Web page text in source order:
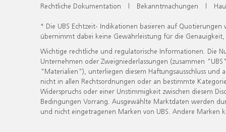
Rechtliche Dokumentation | Bekanntmachungen |
* Die UBS Echtzeit- Indikationen basieren auf
übernimmt dabei keine Gewährleistung für die
Wichtige rechtliche und regulatorische Informationen. Die
Unternehmen oder Zweigniederlassungen (zusammen
"Materialien"), unterliegen diesem Haftungsausschluss
nicht in allen Rechtsordnungen oder an bestimmte
Widerspruchs oder einer Unstimmigkeit zwischen diesem
Bedingungen Vorrang. Ausgewählte Marktdaten werden
und nicht eingetragenen Marken von UBS. Andere Marken